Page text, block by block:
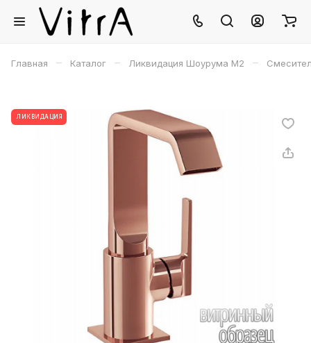
Главная – Каталог – Ликвидация Шоурума М2 –
ЛИКВИДАЦИЯ